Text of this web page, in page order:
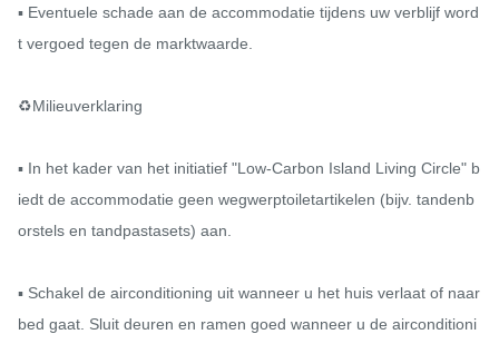
▪ Eventuele schade aan de accommodatie tijdens uw verblijf word
t vergoed tegen de marktwaarde.
♻️Milieuverklaring
▪ In het kader van het initiatief "Low-Carbon Island Living Circle" b
iedt de accommodatie geen wegwerptoiletartikelen (bijv. tandenb
orstels en tandpastasets) aan.
▪ Schakel de airconditioning uit wanneer u het huis verlaat of naar
bed gaat. Sluit deuren en ramen goed wanneer u de airconditioni